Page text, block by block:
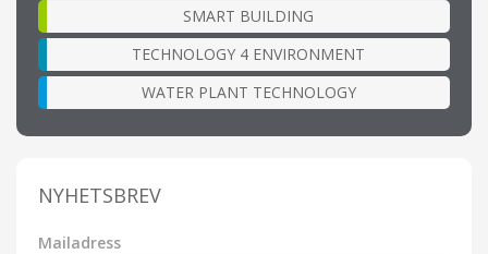
SMART BUILDING
TECHNOLOGY 4 ENVIRONMENT
WATER PLANT TECHNOLOGY
NYHETSBREV
Mailadress